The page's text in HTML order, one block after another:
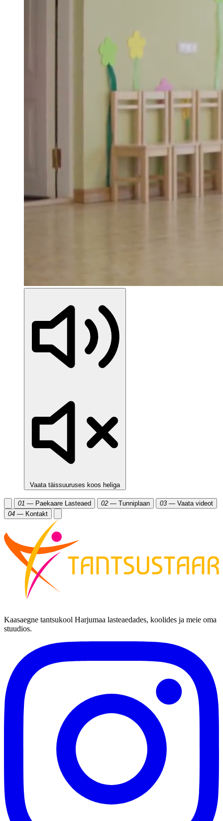
Vaata täissuuruses koos heliga
01 — Paekaare Lasteaed 02 — Tunniplaan 03 — Vaata videot
04 — Kontakt
Kaasaegne tantsukool Harjumaa lasteaedades, koolides ja meie oma
stuudios.